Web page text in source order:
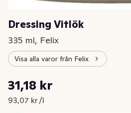
Dressing Vitlök
335 ml, Felix
Visa alla varor från Felix
Nuvarande pris är: 31,18 kr
31,18 kr
93,07 kr /l
Styckpris: 93,07 kr /l